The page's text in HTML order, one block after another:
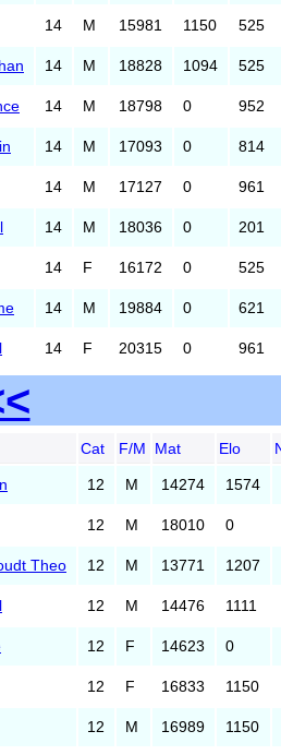
14 M 15981 1150 525
14 M 18828 1094 525
14 M 18798 0 952
14 M 17093 0 814
14 M 17127 0 961
14 M 18036 0 201
14 F 16172 0 525
14 M 19884 0 621
14 F 20315 0 961
Cat F/M Mat Elo
12 M 14274 1574
12 M 18010 0
Theo 12 M 13771 1207
12 M 14476 1111
12 F 14623 0
12 F 16833 1150
12 M 16989 1150